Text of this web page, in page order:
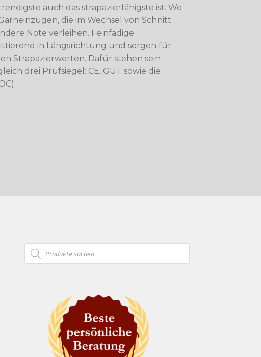
auch das strapazierfähigste ist. Wo
die im Wechsel von Schnitt
Note verleihen. Feinfädige
in Längsrichtung und sorgen für
Strapazierwerten. Dafür stehen sein
drei Prüfsiegel: CE, GUT sowie die
Products
search